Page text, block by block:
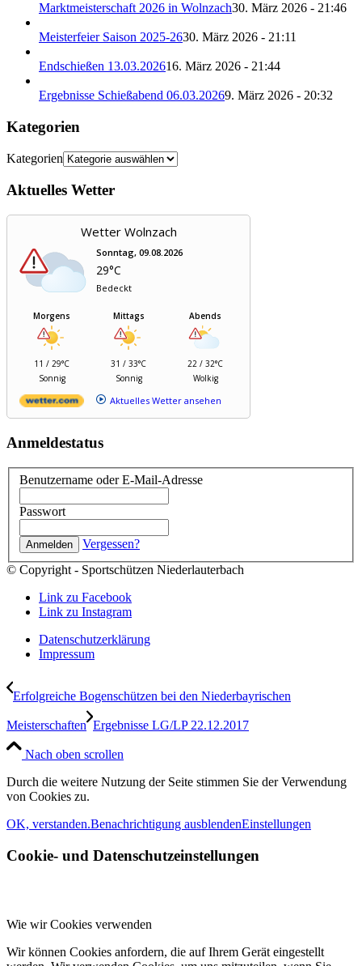
Marktmeisterschaft 2026 in Wolnzach30. März 2026 - 21:46
Meisterfeier Saison 2025-2630. März 2026 - 21:11
Endschießen 13.03.202616. März 2026 - 21:44
Ergebnisse Schießabend 06.03.20269. März 2026 - 20:32
Kategorien
Kategorien
Aktuelles Wetter
Wetter Wolnzach
Sonntag, 09.08.2026
29°C
Bedeckt
Morgens
11 / 29°C
Sonnig
Mittags
31 / 33°C
Sonnig
Abends
22 / 32°C
Wolkig
Aktuelles Wetter ansehen
Anmeldestatus
Benutzername oder E-Mail-Adresse
Passwort
Vergessen?
© Copyright - Sportschützen Niederlauterbach
Link zu Facebook
Link zu Instagram
Datenschutzerklärung
Impressum
Erfolgreiche Bogenschützen bei den Niederbayrischen
Meisterschaften Ergebnisse LG/LP 22.12.2017
Nach oben scrollen
Durch die weitere Nutzung der Seite stimmen Sie der Verwendung
von Cookies zu.
OK, verstanden.Benachrichtigung ausblendenEinstellungen
Cookie- und Datenschutzeinstellungen
Wie wir Cookies verwenden
Wir können Cookies anfordern, die auf Ihrem Gerät eingestellt